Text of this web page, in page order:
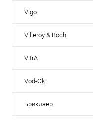
Vigo
Villeroy & Boch
VitrA
Vod-Ok
Бриклаер